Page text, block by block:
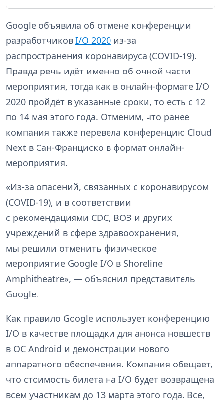
Google объявила об отмене конференции
разработчиков I/O 2020 из-за
распространения коронавируса (COVID-19).
Правда речь идёт именно об очной части
мероприятия, тогда как в онлайн-формате I/O
2020 пройдёт в указанные сроки, то есть с 12
по 14 мая этого года. Отменим, что ранее
компания также перевела конференцию Cloud
Next в Сан-Франциско в формат онлайн-
мероприятия.
«Из-за опасений, связанных с коронавирусом
(COVID-19), и в соответствии
с рекомендациями CDC, ВОЗ и других
учреждений в сфере здравоохранения,
мы решили отменить физическое
мероприятие Google I/O в Shoreline
Amphitheatre», — объяснил представитель
Google.
Как правило Google использует конференцию
I/O в качестве площадки для анонса новшеств
в ОС Android и демонстрации нового
аппаратного обеспечения. Компания обещает,
что стоимость билета на I/O будет возвращена
всем участникам до 13 марта этого года. Все,